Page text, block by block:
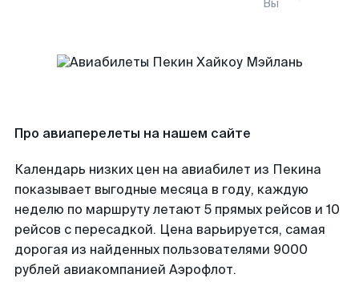
Вы
Про авиаперелеты на нашем сайте
Календарь низких цен на авиабилет из Пекина
показывает выгодные месяца в году, каждую
неделю по маршруту летают 5 прямых рейсов и 10
рейсов с пересадкой. Цена варьируется, самая
дорогая из найденных пользователями 9000
рублей авиакомпанией Аэрофлот.